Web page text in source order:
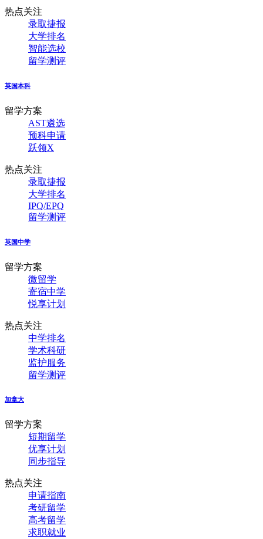
热点关注
录取捷报
大学排名
智能选校
留学测评
英国本科
留学方案
AST遴选
预科申请
跃领X
热点关注
录取捷报
大学排名
IPQ/EPQ
留学测评
英国中学
留学方案
微留学
寄宿中学
悦享计划
热点关注
中学排名
学术科研
监护服务
留学测评
加拿大
留学方案
短期留学
优享计划
同步指导
热点关注
申请指南
考研留学
高考留学
求职就业